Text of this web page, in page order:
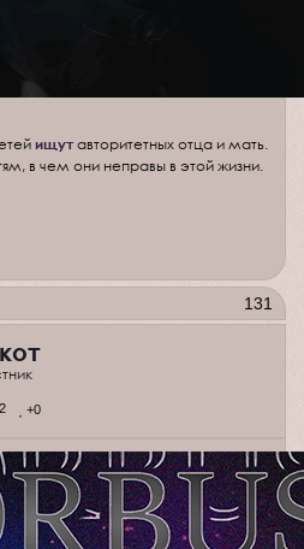
ищутавторитетных отца и мать.
в чем они неправы в этой жизни.
131
+0